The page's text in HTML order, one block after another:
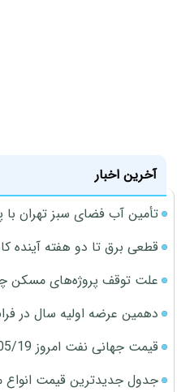
آخرین اخبار
تأمین آب فضای سبز تهران
قطعی برق تا دو هفته آینده
علت توقف پروژه‌های مسکن
دهمین عرضه اولیه سال در
قیمت جهانی نفت امروز 1405/05/19
جدول جدیدترین قیمت انواع